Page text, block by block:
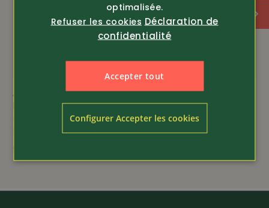
doublure légère en textile
Article 451910
Botte en caoutchouc
Article 451210
Nora
Botte Anton
69.80
optimalisée.
Refuser les cookies Déclaration de
confidentialité
Accepter tout
Configurer Accepter les cookies